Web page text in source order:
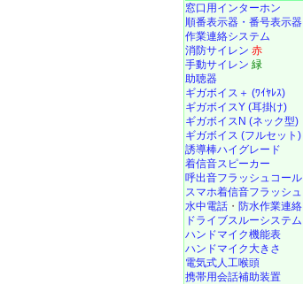
窓口用インターホン
順番表示器・番号表示器
作業連絡システム
消防サイレン 赤
手動サイレン 緑
助聴器
ギガボイス＋ (ﾜｲﾔﾚｽ)
ギガボイスY (耳掛け)
ギガボイスN (ネック型)
ギガボイス (フルセット)
誘導棒ハイグレード
着信音スピーカー
呼出音フラッシュコール
スマホ着信音フラッシュ
水中電話 ・ 防水作業連絡
ドライブスルーシステム
ハンドマイク機能表
ハンドマイク大きさ
電気式人工喉頭
携帯用会話補助装置